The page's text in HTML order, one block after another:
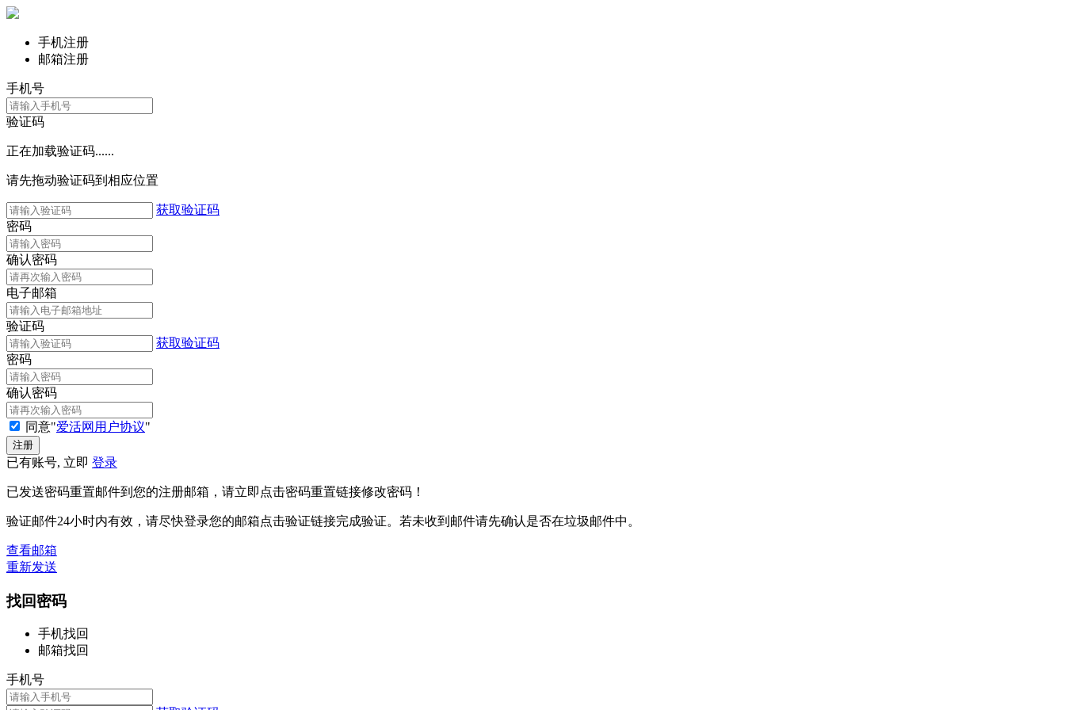
手机注册
邮箱注册
手机号
验证码
正在加载验证码......
请先拖动验证码到相应位置
获取验证码
密码
确认密码
电子邮箱
验证码
获取验证码
密码
确认密码
同意"爱活网用户协议"
已有账号, 立即 登录
已发送密码重置邮件到您的注册邮箱，请立即点击密码重置链接修改密码！
验证邮件24小时内有效，请尽快登录您的邮箱点击验证链接完成验证。若未收到邮件请先确认是否在垃圾邮件中。
查看邮箱
重新发送
找回密码
手机找回
邮箱找回
手机号